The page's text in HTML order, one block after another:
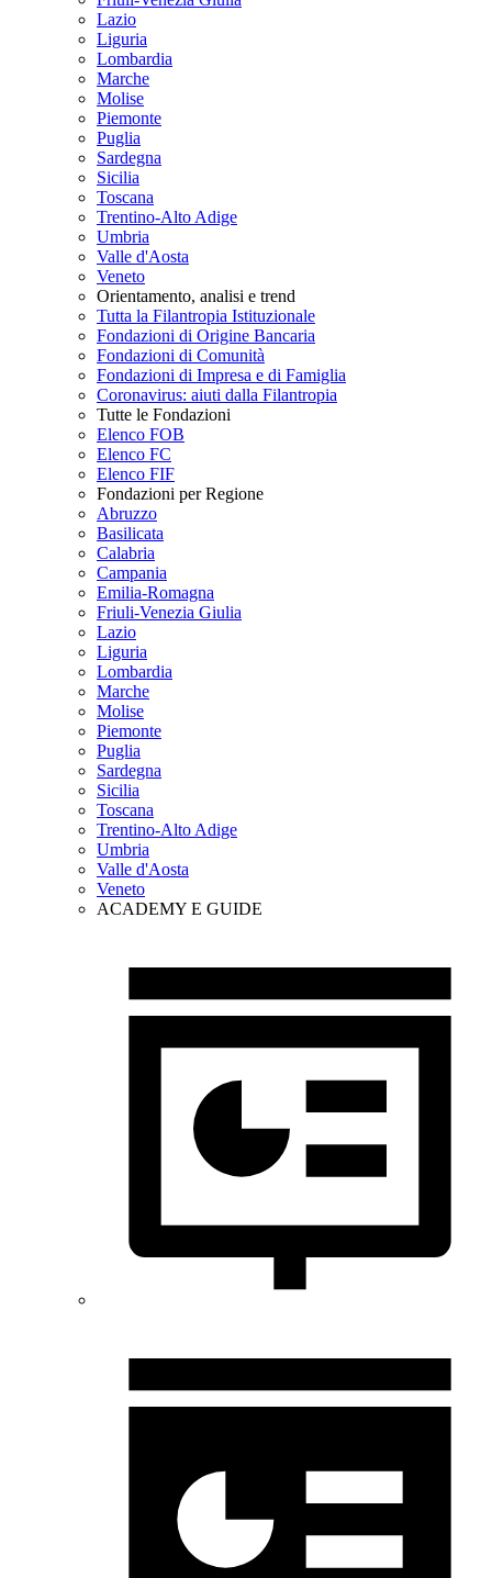
Lazio
Liguria
Lombardia
Marche
Molise
Piemonte
Puglia
Sardegna
Sicilia
Toscana
Trentino-Alto Adige
Umbria
Valle d'Aosta
Veneto
Orientamento, analisi e trend
Tutta la Filantropia Istituzionale
Fondazioni di Origine Bancaria
Fondazioni di Comunità
Fondazioni di Impresa e di Famiglia
Coronavirus: aiuti dalla Filantropia
Tutte le Fondazioni
Elenco FOB
Elenco FC
Elenco FIF
Fondazioni per Regione
Abruzzo
Basilicata
Calabria
Campania
Emilia-Romagna
Friuli-Venezia Giulia
Lazio
Liguria
Lombardia
Marche
Molise
Piemonte
Puglia
Sardegna
Sicilia
Toscana
Trentino-Alto Adige
Umbria
Valle d'Aosta
Veneto
ACADEMY E GUIDE